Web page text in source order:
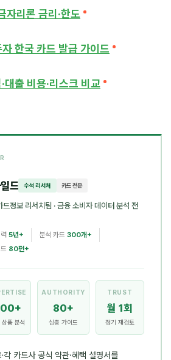
자리론 금리·한도
한국 카드 발급 가이드
대출 비용·리스크 비교
드 수석 리서처 카드 전문
드정보 리서치팀 · 금융 소비자 데이터 분석 전
5년+ 분석 카드 300개+
80편+
상품 분석
AUTHORITY
80+
심층 가이드
TRUST
월 1회
정기 재검토
각 카드사 공식 약관·혜택 설명서를